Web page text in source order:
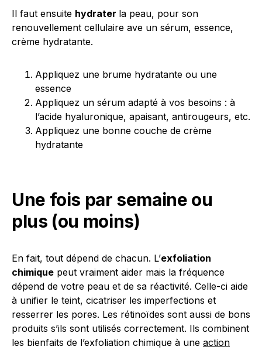
Il faut ensuite hydrater la peau, pour son
renouvellement cellulaire ave un sérum, essence,
crème hydratante.
Appliquez une brume hydratante ou une
essence
Appliquez un sérum adapté à vos besoins : à
l’acide hyaluronique, apaisant, antirougeurs, etc.
Appliquez une bonne couche de crème
hydratante
Une fois par semaine ou
plus (ou moins)
En fait, tout dépend de chacun. L’exfoliation
chimique peut vraiment aider mais la fréquence
dépend de votre peau et de sa réactivité. Celle-ci aide
à unifier le teint, cicatriser les imperfections et
resserrer les pores. Les rétinoïdes sont aussi de bons
produits s’ils sont utilisés correctement. Ils combinent
les bienfaits de l’exfoliation chimique à une action